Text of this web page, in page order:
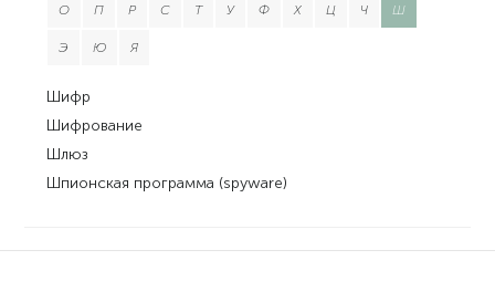
О П Р С Т У Ф Х Ц Ч Ш
Э Ю Я
Шифр
Шифрование
Шлюз
Шпионская программа (spyware)